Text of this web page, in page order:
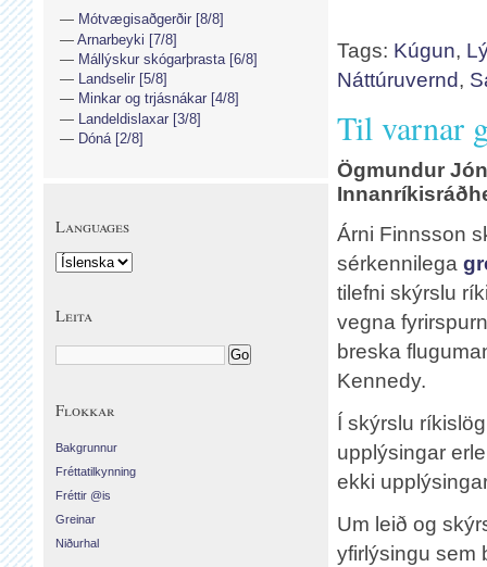
Tags: Kúgun,
Náttúruvernd,
Til varnar
Ögmundur
Árni Finnsson
sérkennilega
tilefni skýrslu
vegna
breska
Kennedy.
Í skýrslu
upplýsingar
ekki
Um leið og
yfirlýsingu sem
Mótvægisaðgerðir [8/8]
Arnarbeyki [7/8]
Mállýskur skógarþrasta [6/8]
Landselir [5/8]
Minkar og trjásnákar [4/8]
Landeldislaxar [3/8]
Dóná [2/8]
Languages
Leita
Flokkar
Bakgrunnur
Fréttatilkynning
Fréttir @is
Greinar
Niðurhal